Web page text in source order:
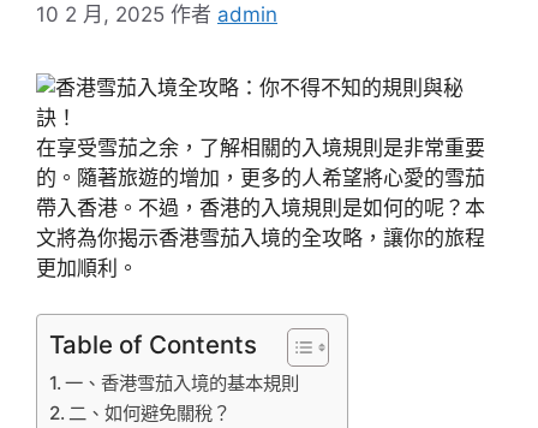
10 2 月, 2025 作者 admin
在享受雪茄之余，了解相關的入境規則是非常重要
的。隨著旅遊的增加，更多的人希望將心愛的雪茄
帶入香港。不過，香港的入境規則是如何的呢？本
文將為你揭示香港雪茄入境的全攻略，讓你的旅程
更加順利。
Table of Contents
一、香港雪茄入境的基本規則
二、如何避免關稅？